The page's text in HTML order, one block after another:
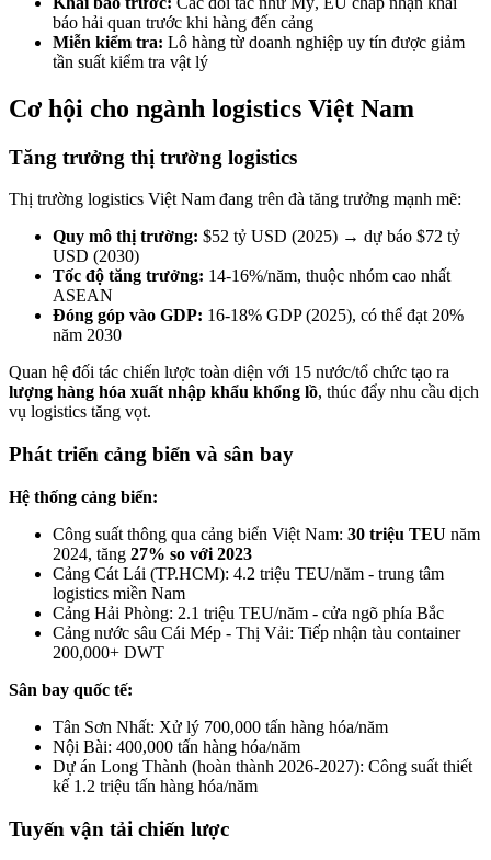
báo hải quan trước khi hàng đến cảng
Miễn kiểm tra: Lô hàng từ doanh nghiệp uy tín được giảm
tần suất kiểm tra vật lý
Cơ hội cho ngành logistics Việt Nam
Tăng trưởng thị trường logistics
Thị trường logistics Việt Nam đang trên đà tăng trưởng mạnh mẽ:
Quy mô thị trường: $52 tỷ USD (2025) → dự báo $72 tỷ
USD (2030)
Tốc độ tăng trưởng: 14-16%/năm, thuộc nhóm cao nhất
ASEAN
Đóng góp vào GDP: 16-18% GDP (2025), có thể đạt 20%
năm 2030
Quan hệ đối tác chiến lược toàn diện với 15 nước/tổ chức tạo ra
lượng hàng hóa xuất nhập khẩu khổng lồ, thúc đẩy nhu cầu dịch
vụ logistics tăng vọt.
Phát triển cảng biển và sân bay
Hệ thống cảng biển:
Công suất thông qua cảng biển Việt Nam: 30 triệu TEU năm
2024, tăng 27% so với 2023
Cảng Cát Lái (TP.HCM): 4.2 triệu TEU/năm - trung tâm
logistics miền Nam
Cảng Hải Phòng: 2.1 triệu TEU/năm - cửa ngõ phía Bắc
Cảng nước sâu Cái Mép - Thị Vải: Tiếp nhận tàu container
200,000+ DWT
Sân bay quốc tế:
Tân Sơn Nhất: Xử lý 700,000 tấn hàng hóa/năm
Nội Bài: 400,000 tấn hàng hóa/năm
Dự án Long Thành (hoàn thành 2026-2027): Công suất thiết
kế 1.2 triệu tấn hàng hóa/năm
Tuyến vận tải chiến lược